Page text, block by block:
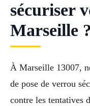
sécuriser
Marseille ?
À Marseille 13007,
de pose de verrou
contre les tentatives